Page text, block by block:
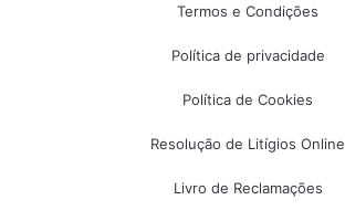
Termos e Condições
Política de privacidade
Política de Cookies
Resolução de Litígios Online
Livro de Reclamações